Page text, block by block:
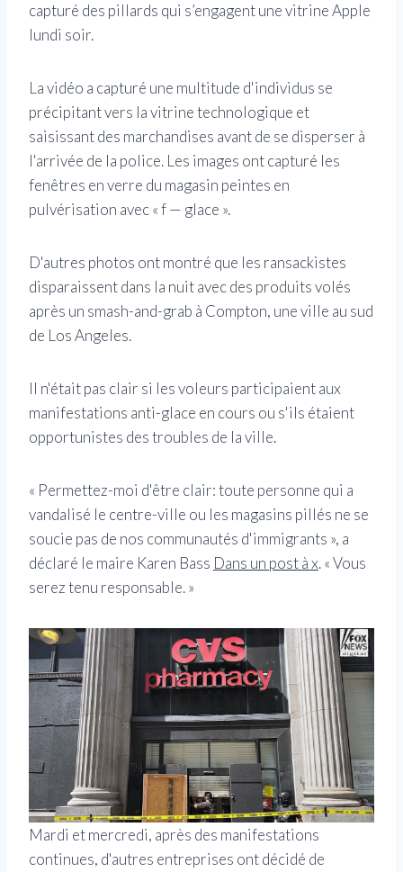
capturé des pillards qui s’engagent une vitrine Apple
lundi soir.
La vidéo a capturé une multitude d'individus se
précipitant vers la vitrine technologique et
saisissant des marchandises avant de se disperser à
l'arrivée de la police. Les images ont capturé les
fenêtres en verre du magasin peintes en
pulvérisation avec « f — glace ».
D'autres photos ont montré que les ransackistes
disparaissent dans la nuit avec des produits volés
après un smash-and-grab à Compton, une ville au sud
de Los Angeles.
Il n'était pas clair si les voleurs participaient aux
manifestations anti-glace en cours ou s'ils étaient
opportunistes des troubles de la ville.
« Permettez-moi d'être clair: toute personne qui a
vandalisé le centre-ville ou les magasins pillés ne se
soucie pas de nos communautés d'immigrants », a
déclaré le maire Karen Bass Dans un post à x. « Vous
serez tenu responsable. »
Mardi et mercredi, après des manifestations
continues, d'autres entreprises ont décidé de